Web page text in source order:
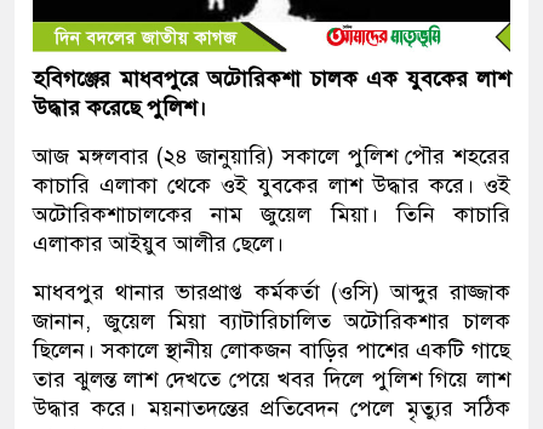
হবিগঞ্জের মাধবপুরে অটোরিকশা চালক এক যুবকের লাশ
উদ্ধার করেছে পুলিশ।
আজ মঙ্গলবার (২৪ জানুয়ারি) সকালে পুলিশ পৌর শহরের
কাচারি এলাকা থেকে ওই যুবকের লাশ উদ্ধার করে। ওই
অটোরিকশাচালকের নাম জুয়েল মিয়া। তিনি কাচারি
এলাকার আইয়ুব আলীর ছেলে।
মাধবপুর থানার ভারপ্রাপ্ত কর্মকর্তা (ওসি) আব্দুর রাজ্জাক
জানান, জুয়েল মিয়া ব্যাটারিচালিত অটোরিকশার চালক
ছিলেন। সকালে স্থানীয় লোকজন বাড়ির পাশের একটি গাছে
তার ঝুলন্ত লাশ দেখতে পেয়ে খবর দিলে পুলিশ গিয়ে লাশ
উদ্ধার করে। ময়নাতদন্তের প্রতিবেদন পেলে মৃত্যুর সঠিক